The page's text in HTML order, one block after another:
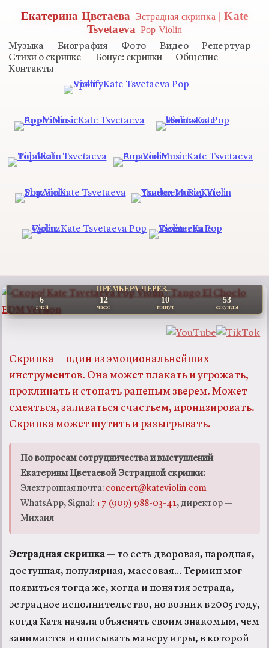
Екатерина Цветаева Эстрадная скрипка | Kate
Tsvetaeva Pop Violin
Музыка Биография Фото Видео
Репертуар
Стихи о скрипке
Бонус: скрипки
Общение
Контакты
ПРЕМЬЕРА ЧЕРЕЗ...
6
дней
12
часов
10
минут
52
секунды
Скрипка — один из эмоциональнейших
инструментов. Она может плакать и угрожать,
проклинать и стонать раненым зверем. Может
смеяться, заливаться счастьем, иронизировать.
Скрипка может шутить и разыгрывать.
По вопросам сотрудничества и выступлений
Екатерины Цветаевой Эстрадной скрипки:
Электронная почта: concert@kateviolin.com
WhatsApp, Signal: +7 (909) 988-03-41, директор —
Михаил
Эстрадная скрипка— то есть дворовая, народная,
доступная, популярная, массовая... Термин мог
появиться тогда же, когда и понятия эстрада,
эстрадное исполнительство, но возник в 2005 году,
когда Катя начала объяснять своим знакомым, чем
занимается и описывать манеру игры, в которой